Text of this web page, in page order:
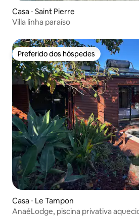
Casa ⋅ Saint Pierre
Villa linha paraíso
Preferido dos hóspedes
Preferido dos hóspedes
Casa ⋅ Le Tampon
AnaéLodge, piscina privativa